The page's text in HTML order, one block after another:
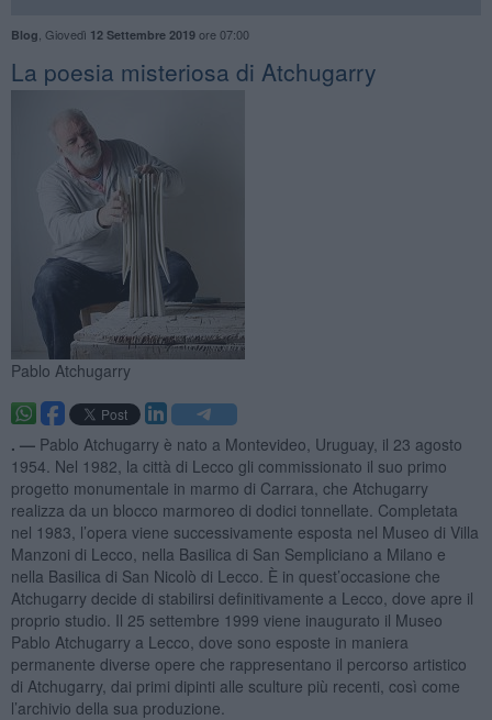
Blog Giovedì 12 Settembre 2019ore 07:00
​La poesia misteriosa di Atchugarry
Pablo Atchugarry
. — Pablo Atchugarry è nato a Montevideo, Uruguay, il 23 agosto
1954. Nel 1982, la città di Lecco gli commissionato il suo primo
progetto monumentale in marmo di Carrara, che Atchugarry
realizza da un blocco marmoreo di dodici tonnellate. Completata
nel 1983, l’opera viene successivamente esposta nel Museo di Villa
Manzoni di Lecco, nella Basilica di San Sempliciano a Milano e
nella Basilica di San Nicolò di Lecco. È in quest’occasione che
Atchugarry decide di stabilirsi definitivamente a Lecco, dove apre il
proprio studio. Il 25 settembre 1999 viene inaugurato il Museo
Pablo Atchugarry a Lecco, dove sono esposte in maniera
permanente diverse opere che rappresentano il percorso artistico
di Atchugarry, dai primi dipinti alle sculture più recenti, così come
l’archivio della sua produzione.